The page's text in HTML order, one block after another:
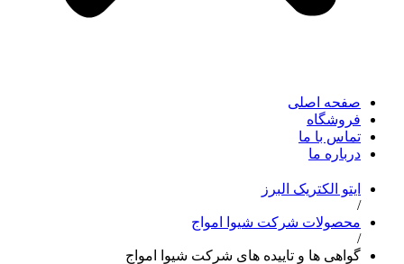
صفحه اصلی
فروشگاه
تماس با ما
درباره ما
ایتو الکتریک البرز
/
محصولات شرکت شیوا امواج
/
گواهی ها و تاییده های شرکت شیوا امواج